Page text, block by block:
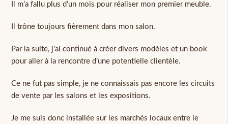
Il m’a fallu plus d’un mois pour réaliser mon premier meuble.
Il trône toujours fièrement dans mon salon.
Par la suite, j’ai continué à créer divers modèles et un book
pour aller à la rencontre d’une potentielle clientèle.
Ce ne fut pas simple, je ne connaissais pas encore les circuits
de vente par les salons et les expositions.
Je me suis donc installée sur les marchés locaux entre le